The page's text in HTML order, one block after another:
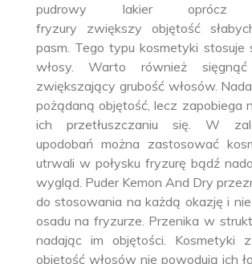
pudrowy lakier oprócz
fryzury zwiększy objętość
pasm. Tego typu kosmetyki stosuje
włosy. Warto również
zwiększający grubość włosów.
pożądaną objętość, lecz zapobiega
ich przetłuszczaniu się. W
upodobań można zastosować
utrwali w połysku fryzurę bądź
wygląd. Puder Kemon And Dry
do stosowania na każdą okazję i
osadu na fryzurze. Przenika w
nadając im objętości. Kosmetyki
objętość włosów nie powodują ich